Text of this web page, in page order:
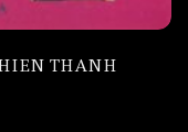
THANH